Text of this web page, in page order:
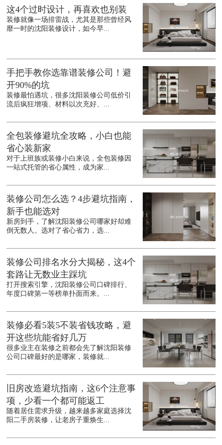
这4个过时设计，再喜欢也别装
装修就像一场排雷战，尤其是那些曾经风
靡一时的沈阳装修设计，如今早...
手把手教你选靠谱装修公司！避
开90%的坑
装修最怕遇坑，很多沈阳装修公司低价引
流后疯狂增项、材料以次充好、...
全包装修避坑全攻略，小白也能
省心装新家
对于上班族或装修小白来说，全包装修因
一站式托管的省心属性，成为家...
装修公司怎么选？4步避坑指南，
新手也能选对
新房到手，了解沈阳装修公司哪家好却难
倒无数人。选对了省心省力，选...
装修公司排名水分大揭秘，这4个
套路让无数业主踩坑
打开搜索引擎，沈阳装修公司口碑排行、
年度口碑第一等榜单扑面而来。...
装修必看5装5不装省钱攻略，避
开这些坑能省好几万
很多业主在装修之前都会先了解沈阳装修
公司口碑最好的是哪家，装修就...
旧房改造避坑指南，这6个注意事
项，少看一个都可能返工
随着居住需求升级，越来越多家庭选择沈
阳二手房装修，让老房子重焕生...